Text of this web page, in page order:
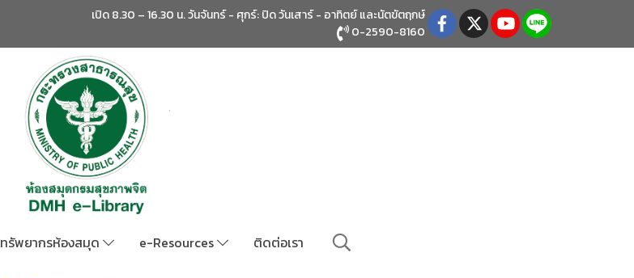
เปิด 8.30 – 16.30 น. วันจันทร์ - ศุกร์: ปิด วันเสาร์ - อาทิตย์และนัตขัตฤกษ์
0-2590-8160
ทรัพยากรห้องสมุด e-Resources ติดต่อเรา